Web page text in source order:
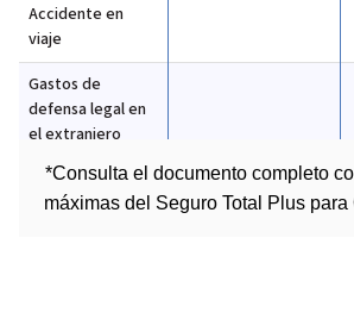
Accidente en
viaje
Gastos de
defensa legal en
el extranjero
*Consulta el documento completo
máximas del Seguro Total Plus para